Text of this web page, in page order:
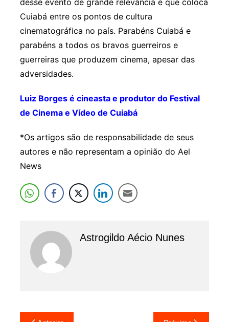
desse evento de grande relevância e que coloca
Cuiabá entre os pontos de cultura
cinematográfica no país. Parabéns Cuiabá e
parabéns a todos os bravos guerreiros e
guerreiras que produzem cinema, apesar das
adversidades.
Luiz Borges é cineasta e produtor do Festival
de Cinema e Vídeo de Cuiabá
*Os artigos são de responsabilidade de seus
autores e não representam a opinião do Ael
News
Astrogildo Aécio Nunes
Navegação